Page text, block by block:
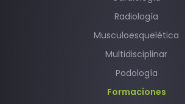
Radiología
Musculoesquelética
Multidisciplinar
Podología
Formaciones